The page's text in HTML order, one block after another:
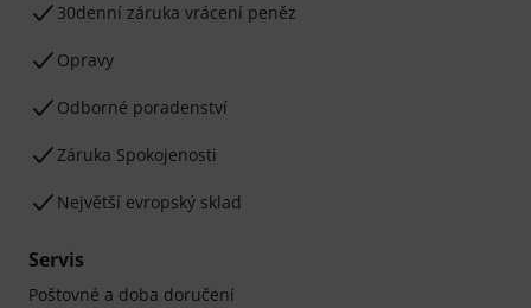
30denní záruka vrácení peněz
Opravy
Odborné poradenství
Záruka Spokojenosti
Největší evropský sklad
Servis
Poštovné a doba doručení